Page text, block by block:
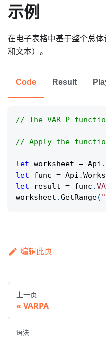
示例
在电子表格中基于整个总
和文本）。
Code Result
// The VAR_P
// Apply the
let worksheet = Api .
let func = Api .
let result = func .
worksheet .GetRange(
编辑此页
上一页
VARPA
语法